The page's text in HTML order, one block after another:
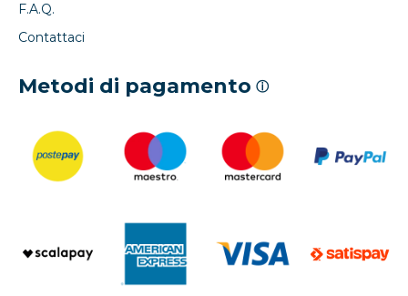
F.A.Q.
Contattaci
Metodi di pagamento ⓘ